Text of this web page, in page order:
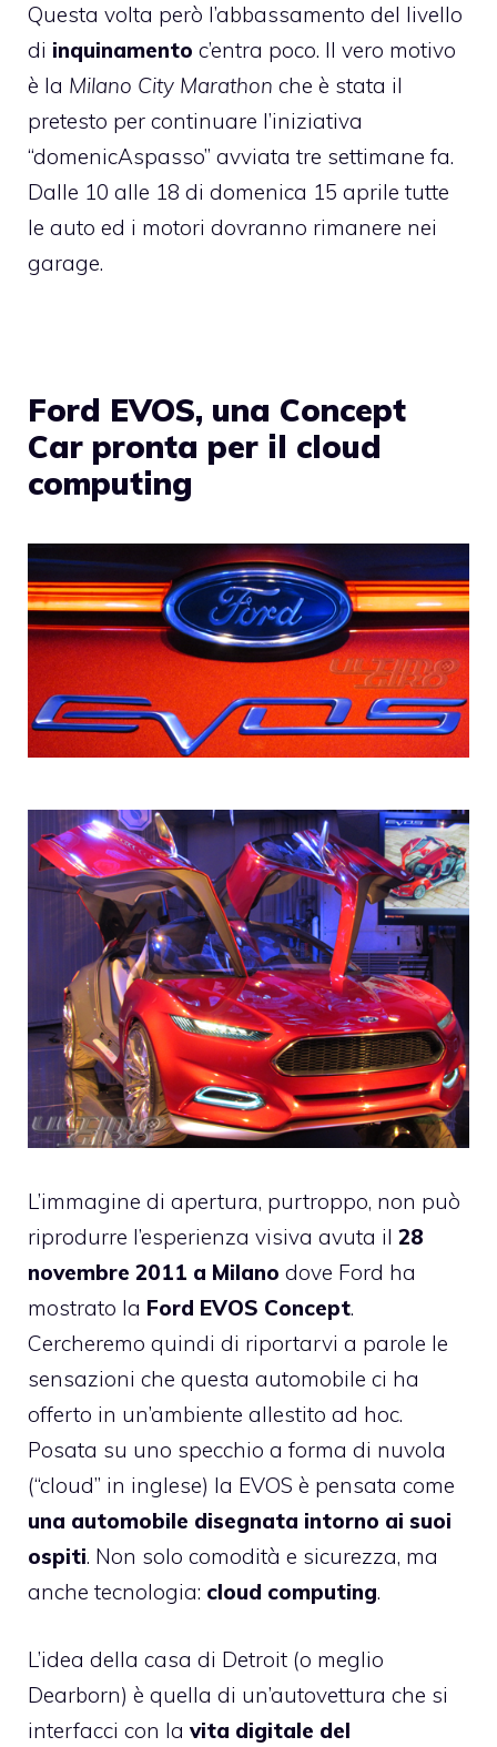
Questa volta però l’abbassamento del livello
di inquinamento c’entra poco. Il vero motivo
è la Milano City Marathon che è stata il
pretesto per continuare l’iniziativa
“domenicAspasso” avviata tre settimane fa.
Dalle 10 alle 18 di domenica 15 aprile tutte
le auto ed i motori dovranno rimanere nei
garage.
Ford EVOS, una Concept
Car pronta per il cloud
computing
L’immagine di apertura, purtroppo, non può
riprodurre l’esperienza visiva avuta il 28
novembre 2011 a Milano dove Ford ha
mostrato la Ford EVOS Concept.
Cercheremo quindi di riportarvi a parole le
sensazioni che questa automobile ci ha
offerto in un’ambiente allestito ad hoc.
Posata su uno specchio a forma di nuvola
(“cloud” in inglese) la EVOS è pensata come
una automobile disegnata intorno ai suoi
ospiti. Non solo comodità e sicurezza, ma
anche tecnologia: cloud computing.
L’idea della casa di Detroit (o meglio
Dearborn) è quella di un’autovettura che si
interfacci con la vita digitale del